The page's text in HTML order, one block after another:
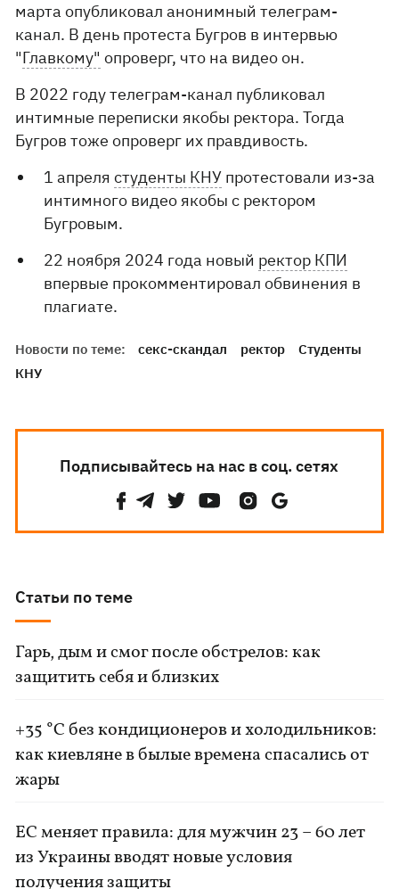
марта опубликовал анонимный телеграм-
канал. В день протеста Бугров в интервью
"Главкому" опроверг, что на видео он.
В 2022 году телеграм-канал публиковал
интимные переписки якобы ректора. Тогда
Бугров тоже опроверг их правдивость.
1 апрелястуденты КНУ протестовали из-за
интимного видео якобы с ректором
Бугровым.
22 ноября 2024 года новый ректор КПИ
впервые прокомментировал обвинения в
плагиате.
Новости по теме: секс-скандал ректор
Студенты
КНУ
Подписывайтесь на нас в соц. сетях
Статьи по теме
Гарь, дым и смог после обстрелов: как
защитить себя и близких
+35 °C без кондиционеров и холодильников:
как киевляне в былые времена спасались от
жары
ЕС меняет правила: для мужчин 23 – 60 лет
из Украины вводят новые условия
получения защиты